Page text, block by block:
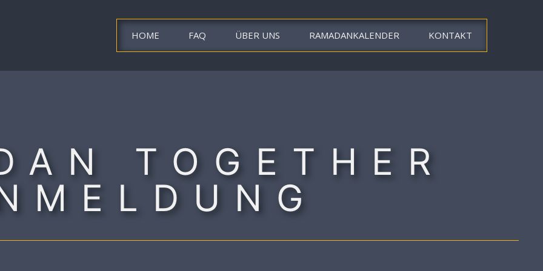
HOME FAQ ÜBER UNS RAMADANKALENDER KONTAKT
TOGETHER